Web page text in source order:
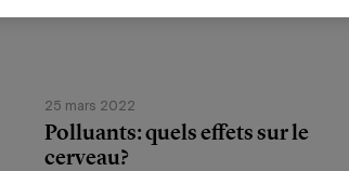
25 mars 2022
Polluants: quels effets sur le
cerveau?